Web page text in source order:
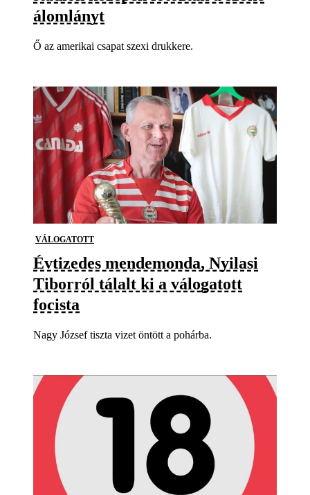
álomlányt
Ő az amerikai csapat szexi drukkere.
VÁLOGATOTT
Évtizedes mendemonda, Nyilasi
Tiborról tálalt ki a válogatott
focista
Nagy József tiszta vizet öntött a pohárba.